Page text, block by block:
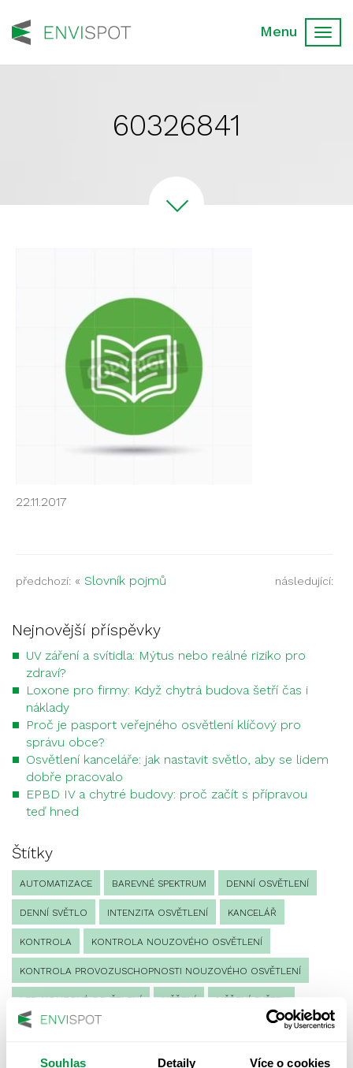
Souhlas Detaily Více o cookies
60326841
22.11.2017
předchozí: « Slovník pojmů následující:
Nejnovější příspěvky
UV záření a svítidla: Mýtus nebo reálné riziko pro
zdraví?
Loxone pro firmy: Když chytrá budova šetří čas i
náklady
Proč je pasport veřejného osvětlení klíčový pro
správu obce?
Osvětlení kanceláře: jak nastavit světlo, aby se lidem
dobře pracovalo
EPBD IV a chytré budovy: proč začít s přípravou
teď hned
Štítky
AUTOMATIZACE BAREVNÉ SPEKTRUM DENNÍ OSVĚTLENÍ
DENNÍ SVĚTLO INTENZITA OSVĚTLENÍ KANCELÁŘ
KONTROLA KONTROLA NOUZOVÉHO OSVĚTLENÍ
KONTROLA PROVOZUSCHOPNOSTI NOUZOVÉHO OSVĚTLENÍ
LED NOUZOVÉ OSVĚTLENÍ MĚŘENÍ MĚŘENÍ SVĚTEL
NÁVRH OSVĚTLENÍ
OSLUNĚNÍ OSVĚTLENÍ PRACOVIŠTĚ